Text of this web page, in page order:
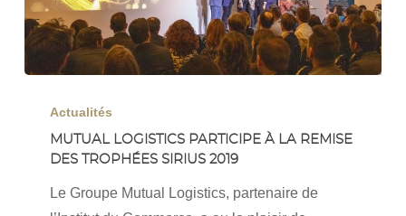
Logistics
participe
remise
Actualités
MUTUAL LOGISTICS PARTICIPE À LA REMISE
DES TROPHÉES SIRIUS 2019
Le Groupe Mutual Logistics, partenaire de